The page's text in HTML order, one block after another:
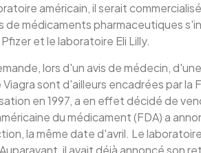
américain, il serait
de médicaments pharmaceutiques
et le laboratoire Eli Lilly.
lors d'un avis de médecin,
sont d'ailleurs encadrées par la
en 1997, a en effet décidé de
du médicament (FDA) a
la même date d'avril. Le
il avait déjà annoncé son